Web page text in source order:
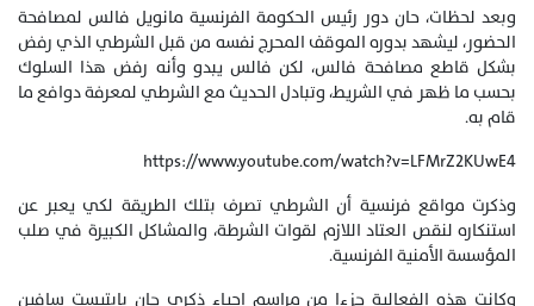
وبعد لحظات، حان دور رئيس الحكومة الفرنسية مانويل فالس لمصافحة
الحضور، ليشهد بدوره الموقف المحرج نفسه من قبل الشرطي الذي رفض
بشكل قاطع مصافحة فالس، لكن فالس يبدو وأنه رفض هذا السلوك
بحسب ما ظهر في الشريط، وتبادل الحديث مع الشرطي لمعرفة دوافع ما
قام به.
https://www.youtube.com/watch?v=LFMrZ2KUwE4
وذكرت مواقع فرنسية أن الشرطي تصرف بتلك الطريقة لكي يعبر عن
استنكاره لنقص العتاد اللازم لقوات الشرطة، والمشاكل الكبيرة في صلب
المؤسسة الأمنية الفرنسية.
وكانت هذه الفعالية جزءا من مراسم إحياء ذكرى جان بابتيست سافين